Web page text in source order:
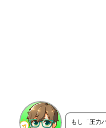
もし「圧力